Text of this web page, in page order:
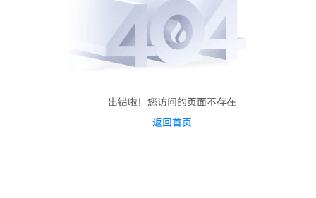
出错啦！您访问的页面不存在
返回首页